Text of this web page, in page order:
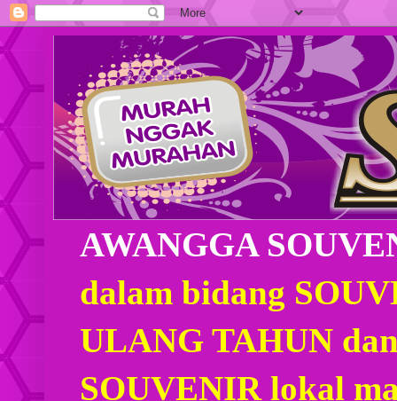
AWANGGA
dalam bidang
ULANG TAHUN
SOUVENIR lokal